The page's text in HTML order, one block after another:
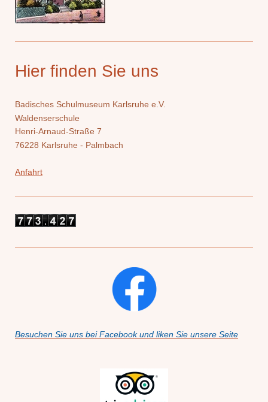
Hier finden Sie uns
Badisches Schulmuseum Karlsruhe e.V.
Waldenserschule
Henri-Arnaud-Straße 7
76228 Karlsruhe - Palmbach
Anfahrt
Besuchen Sie uns bei Facebook und liken Sie unsere Seite